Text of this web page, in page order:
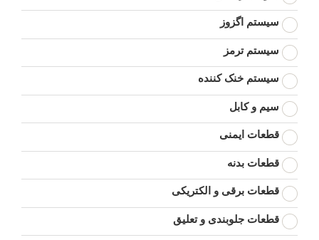
سیستم اگزوز
سیستم ترمز
سیستم خنک کننده
سیم و کابل
قطعات ایمنی
قطعات بدنه
قطعات برقی و الکتریکی
قطعات جلوبندی و تعلیق